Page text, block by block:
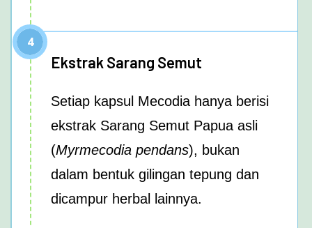
4
Ekstrak Sarang Semut
Setiap kapsul Mecodia hanya berisi
ekstrak Sarang Semut Papua asli
(Myrmecodia pendans), bukan
dalam bentuk gilingan tepung dan
dicampur herbal lainnya.